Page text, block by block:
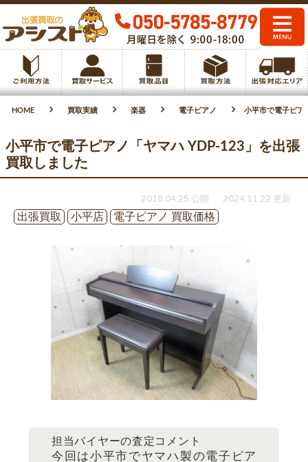
HOME 買取実績 楽器 電子ピアノ 小平市で電子ピア
小平市で電子ピアノ「ヤマハ YDP-123」を出張
買取しました
2018.04.25 公開
2024.11.22 更新
出張買取
小平店 電子ピアノ 買取価格
担当バイヤーの査定コメント
今回は小平市でヤマハ製の電子ピア